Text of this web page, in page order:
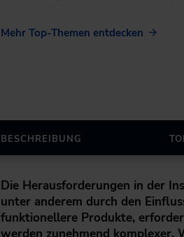
Mehr Top-Themen entdecken
BESCHREIBUNG
Die Herausforderungen in der
unter anderem durch den
funktionellere Produkte,